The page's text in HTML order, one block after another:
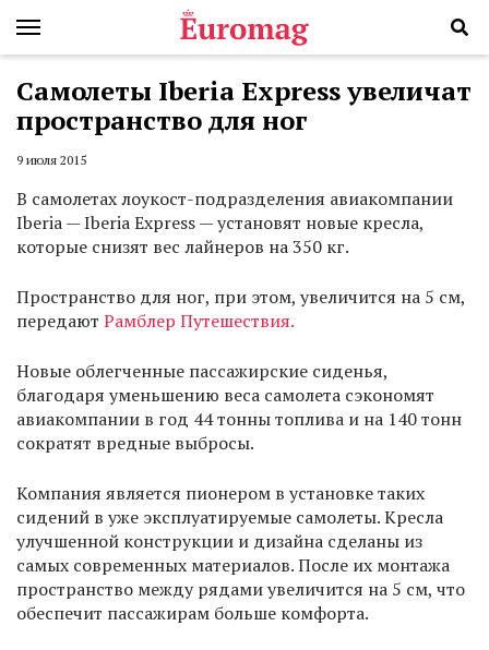
Самолеты Iberia Eхpress увеличат
пространство для ног
9 июля 2015
В самолетах лоукост-подразделения авиакомпании
Iberia — Iberia Eхpress — установят новые кресла,
которые снизят вес лайнеров на 350 кг.
Пространство для ног, при этом, увеличится на 5 см,
передают Рамблер Путешествия.
Новые облегченные пассажирские сиденья,
благодаря уменьшению веса самолета сэкономят
авиакомпании в год 44 тонны топлива и на 140 тонн
сократят вредные выбросы.
Компания является пионером в установке таких
сидений в уже эксплуатируемые самолеты. Кресла
улучшенной конструкции и дизайна сделаны из
самых современных материалов. После их монтажа
пространство между рядами увеличится на 5 см, что
обеспечит пассажирам больше комфорта.